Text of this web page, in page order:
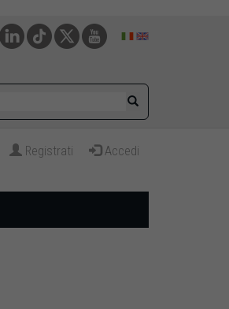
Registrati Accedi